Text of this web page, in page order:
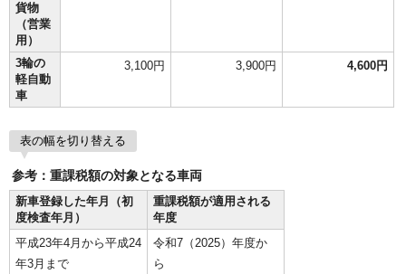
貨物
（営業
用）
3輪の
軽自動
車
3,100円 3,900円 4,600円
表の幅を切り替える
参考：重課税額の対象となる車両
新車登録した年月（初
度検査年月）
重課税額が適用される
年度
平成23年4月から平成24
年3月まで
令和7（2025）年度か
ら